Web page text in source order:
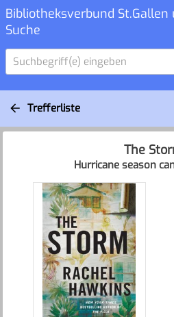
Bibliotheksverbund St.Gallen
Suche
Suchbegriff(e) eingeben
Trefferliste
The
Hurricane season